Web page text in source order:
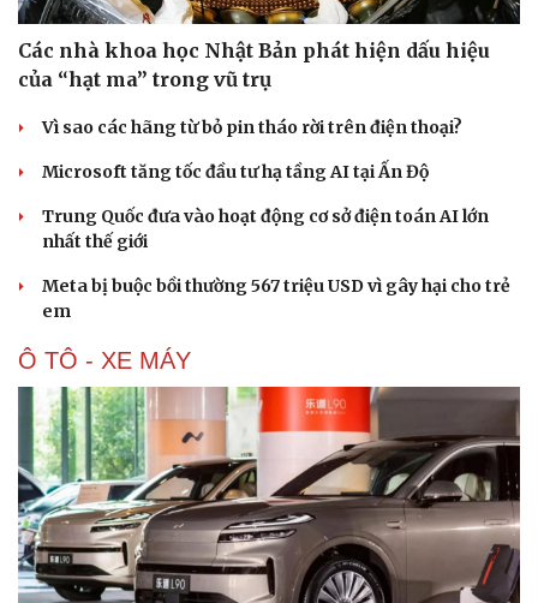
Các nhà khoa học Nhật Bản phát hiện dấu hiệu
của “hạt ma” trong vũ trụ
Vì sao các hãng từ bỏ pin tháo rời trên điện thoại?
Microsoft tăng tốc đầu tư hạ tầng AI tại Ấn Độ
Trung Quốc đưa vào hoạt động cơ sở điện toán AI lớn
nhất thế giới
Meta bị buộc bồi thường 567 triệu USD vì gây hại cho trẻ
em
Ô TÔ - XE MÁY